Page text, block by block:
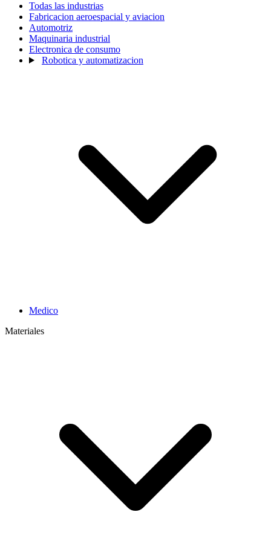
Todas las industrias
Fabricacion aeroespacial y aviacion
Automotriz
Maquinaria industrial
Electronica de consumo
Robotica y automatizacion
Medico
Materiales